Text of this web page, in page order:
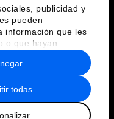
publicidad y
pueden
información que les
o que hayan
uso que haya
todas
de uso